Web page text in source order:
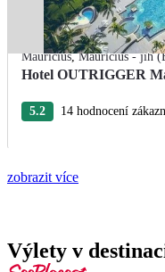
Mauricius,Mauricius - jih
Hotel OUTRIGGER
5.2
14 hodnocení
zobrazit více
Výlety v